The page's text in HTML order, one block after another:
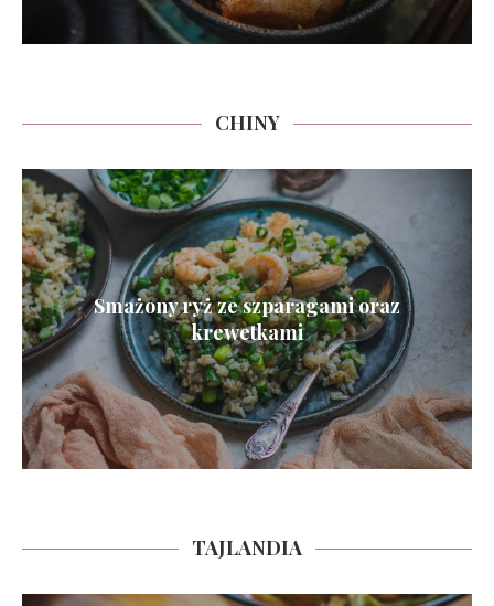
CHINY
Smażony ryż ze szparagami oraz
krewetkami
TAJLANDIA